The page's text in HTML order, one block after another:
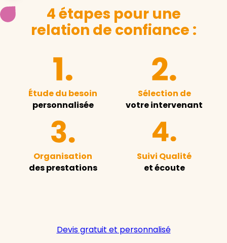
4 étapes pour une
relation de confiance :
Étude du besoin
personnalisée
Sélection de
votre intervenant
Organisation
des prestations
Suivi Qualité
et écoute
Devis gratuit et personnalisé